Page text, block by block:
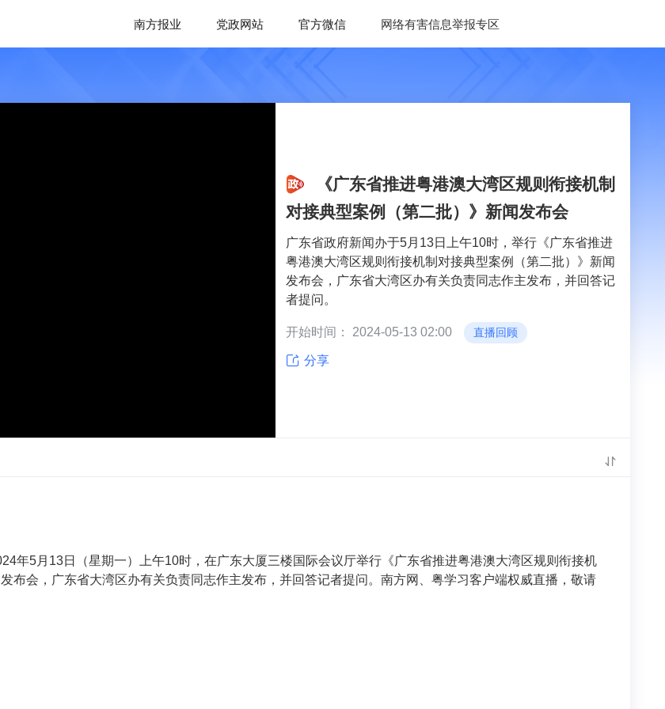
南方报业 党政网站 官方微信 网络有害信息举报专区
对接典型案例（第二批）》新闻发布会
广东省政府新闻办于5月13日上午10时，举行《广东省推进
粤港澳大湾区规则衔接机制对接典型案例（第二批）》新闻
发布会，广东省大湾区办有关负责同志作主发布，并回答记
者提问。
开始时间： 2024-05-13 02:00 直播回顾
 分享

年5月13日（星期一）上午10时，在广东大厦三楼国际会议厅举行《广东省推进粤港澳大湾区规则衔接机
布会，广东省大湾区办有关负责同志作主发布，并回答记者提问。南方网、粤学习客户端权威直播，敬请